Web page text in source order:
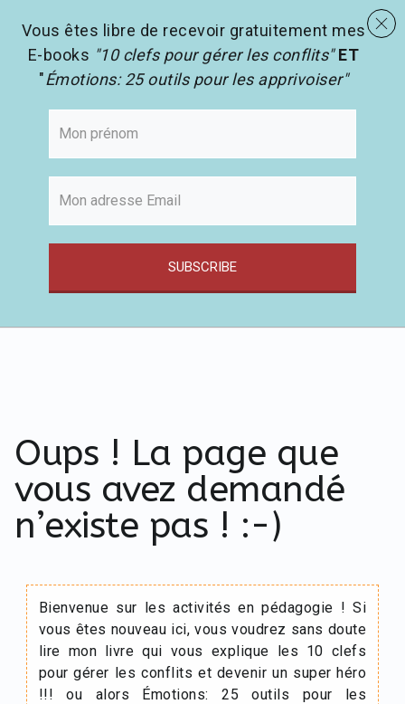
menu Les activités en pédagogie search
Oups ! La page que
vous avez demandé
n’existe pas ! :-)
Bienvenue sur les activités en pédagogie ! Si
vous êtes nouveau ici, vous voudrez sans doute
lire mon livre qui vous explique les 10 clefs
pour gérer les conflits et devenir un super héro
!!! ou alors Émotions: 25 outils pour les
Vous êtes libre de recevoir gratuitement mes
E-books "10 clefs pour gérer les conflits" ET
"Émotions: 25 outils pour les apprivoiser"
SUBSCRIBE